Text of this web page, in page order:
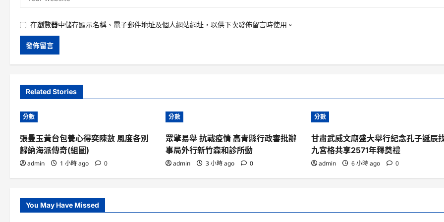
在瀏覽器中儲存顯示名稱、電子郵件地址及個人網站網址，以供下次發佈留言時使用。
Related Stories
分數
張曼玉黃台包養心得奕陳數 風度各別
歸納海派傳奇(組圖)
admin 1 小時 ago 0
分數
眾擎易舉 抗戰疫情 高青縣行政審批辦
事局外行新竹森和診所動
admin 3 小時 ago 0
分數
甘肅武威文廟盛大舉行紀念孔子誕辰
九宮格共享2571年釋奠禮
admin 6 小時 ago 0
You May Have Missed